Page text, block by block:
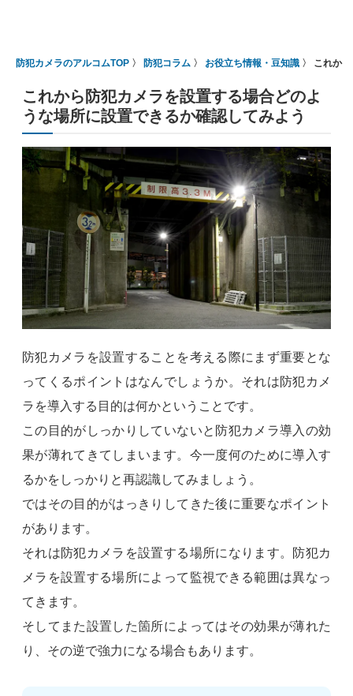
防犯カメラのアルコムTOP 防犯コラム お役立ち情報・豆知識 これか
これから防犯カメラを設置する場合どのよ
うな場所に設置できるか確認してみよう
防犯カメラを設置することを考える際にまず重要とな
ってくるポイントはなんでしょうか。それは防犯カメ
ラを導入する目的は何かということです。
この目的がしっかりしていないと防犯カメラ導入の効
果が薄れてきてしまいます。今一度何のために導入す
るかをしっかりと再認識してみましょう。
ではその目的がはっきりしてきた後に重要なポイント
があります。
それは防犯カメラを設置する場所になります。防犯カ
メラを設置する場所によって監視できる範囲は異なっ
てきます。
そしてまた設置した箇所によってはその効果が薄れた
り、その逆で強力になる場合もあります。